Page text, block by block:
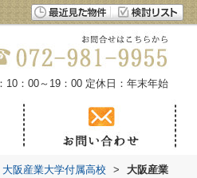
10：00～19：00 定休日：年末年始
大阪産業大学付属高校 >
大阪産業